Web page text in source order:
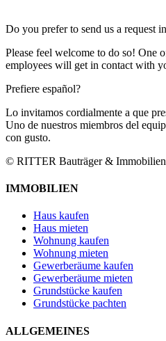
Do you prefer to send us a request
Please feel welcome to do so! One
employees will get in contact with
Prefiere español?
Lo invitamos cordialmente a que
Uno de nuestros miembros del
con gusto.
© RITTER Bauträger &
IMMOBILIEN
Haus kaufen
Haus mieten
Wohnung kaufen
Wohnung mieten
Gewerberäume kaufen
Gewerberäume mieten
Grundstücke kaufen
Grundstücke pachten
ALLGEMEINES